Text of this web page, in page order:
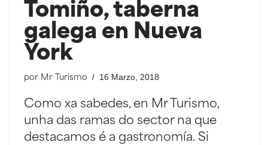
Tomiño, taberna
galega en Nueva
York
por Mr Turismo 16 Marzo, 2018
Como xa sabedes, en Mr Turismo,
unha das ramas do sector na que
destacamos é a gastronomía. Si